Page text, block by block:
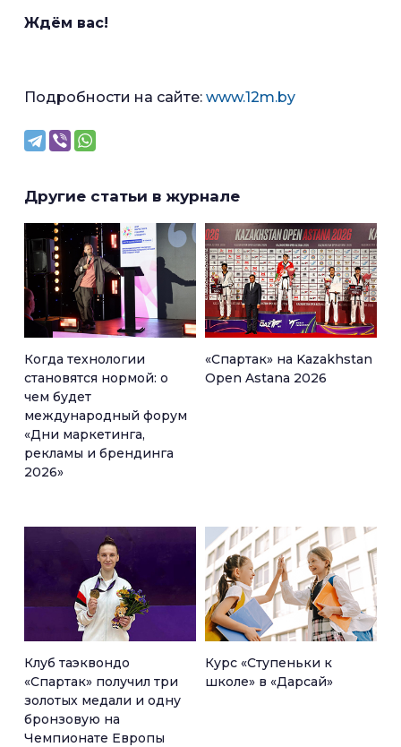
Ждём вас!
Подробности на сайте: www.12m.by
Другие статьи в журнале
Когда технологии
становятся нормой: о
чем будет
международный форум
«Дни маркетинга,
рекламы и брендинга
2026»
«Спартак» на Kazakhstan
Open Astana 2026
Клуб таэквондо
«Спартак» получил три
золотых медали и одну
бронзовую на
Чемпионате Европы
Курс «Ступеньки к
школе» в «Дарсай»